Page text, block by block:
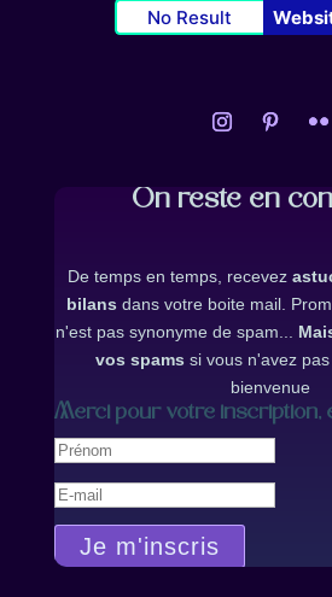
No Result
On reste en
De temps en temps, recevez
bilans dans votre boite mail.
n'est pas synonyme de spam...
vos spams si vous n'avez
bienvenue
Merci pour votre inscription,
Je m'inscris